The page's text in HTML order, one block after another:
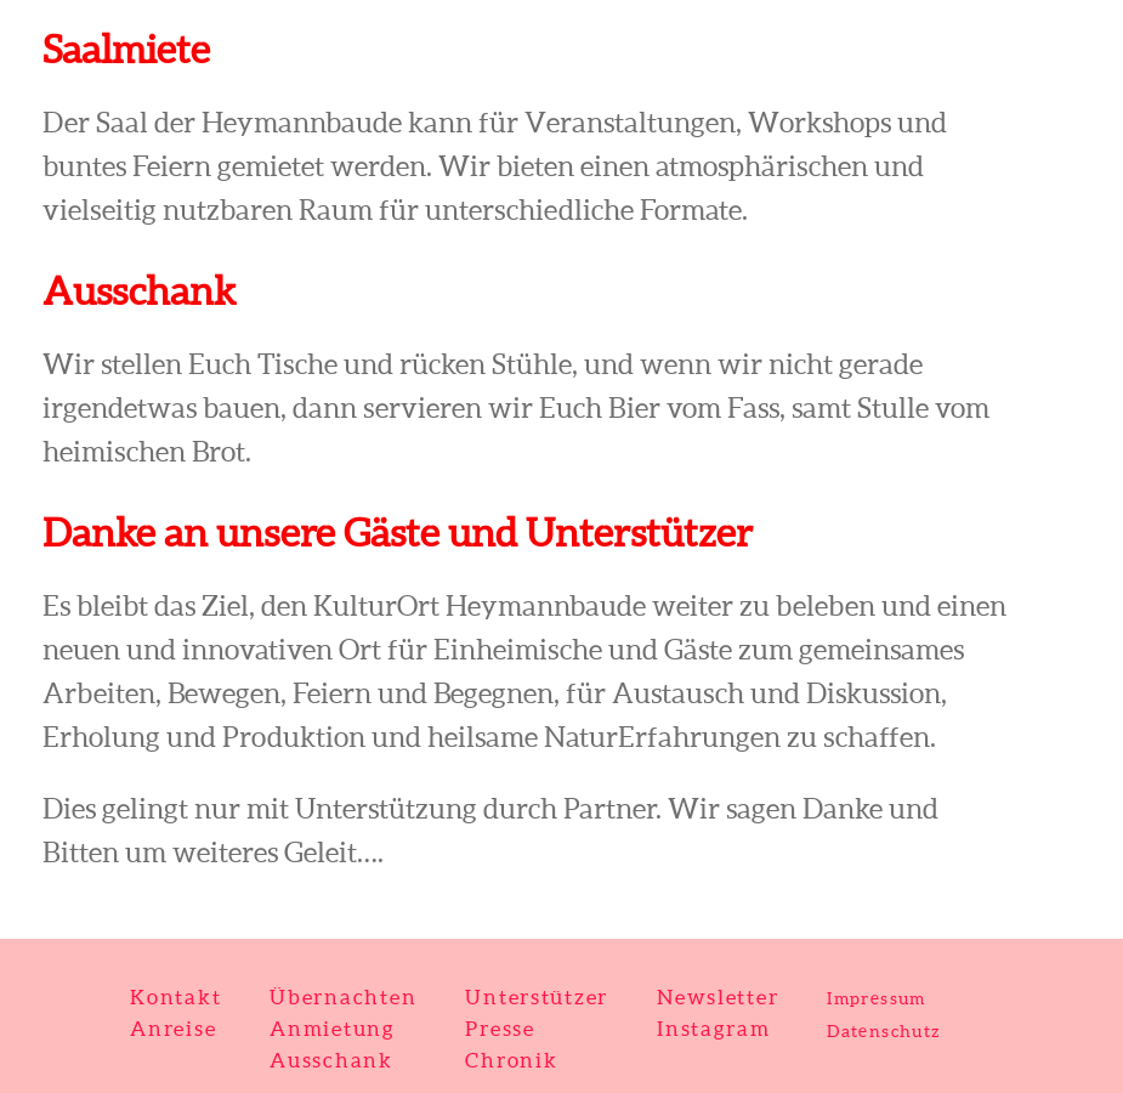
Saalmiete
Der Saal der Heymannbaude kann für Veranstaltungen, Workshops und
buntes Feiern gemietet werden. Wir bieten einen atmosphärischen und
vielseitig nutzbaren Raum für unterschiedliche Formate.
Ausschank
Wir stellen Euch Tische und rücken Stühle, und wenn wir nicht gerade
irgendetwas bauen, dann servieren wir Euch Bier vom Fass, samt Stulle vom
heimischen Brot.
Danke an unsere Gäste und Unterstützer
Es bleibt das Ziel, den KulturOrt Heymannbaude weiter zu beleben und einen
neuen und innovativen Ort für Einheimische und Gäste zum gemeinsames
Arbeiten, Bewegen, Feiern und Begegnen, für Austausch und Diskussion,
Erholung und Produktion und heilsame NaturErfahrungen zu schaffen.
Dies gelingt nur mit Unterstützung durch Partner. Wir sagen Danke und
Bitten um weiteres Geleit….
Kontakt
Anreise
Übernachten
Anmietung
Ausschank
Unterstützer
Presse
Chronik
Newsletter
Instagram
Impressum
Datenschutz